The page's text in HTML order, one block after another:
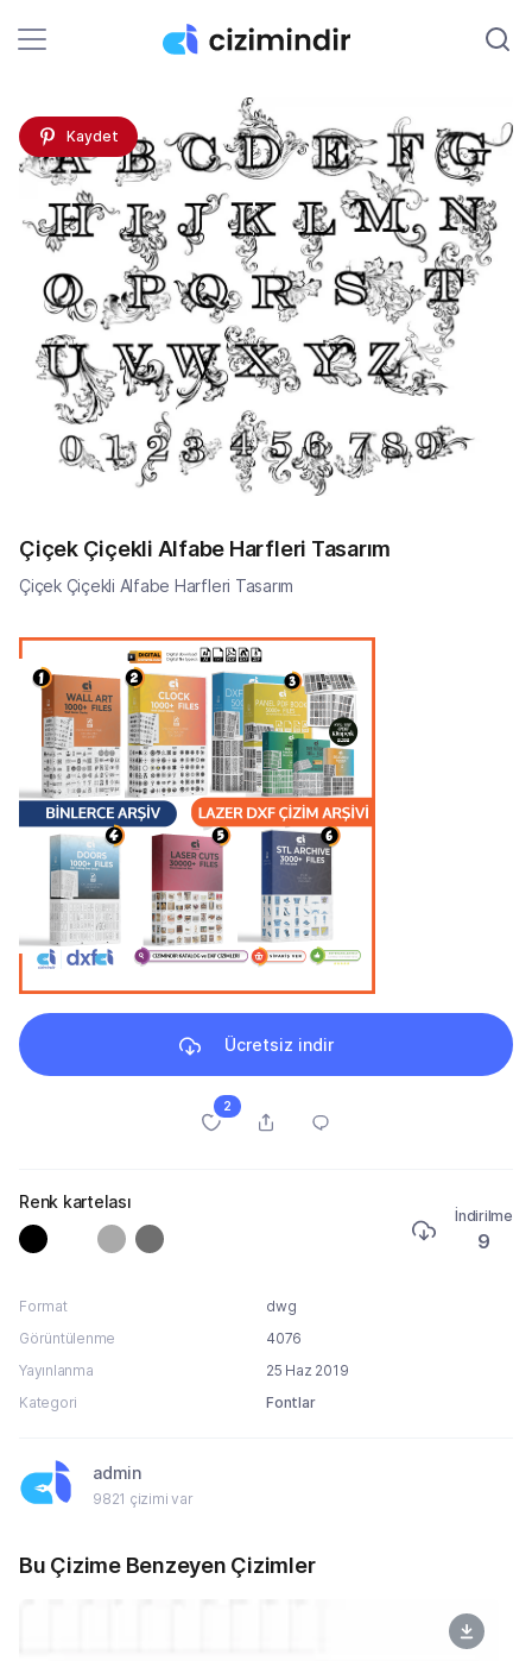
Kaydet
Çiçek Çiçekli Alfabe Harfleri Tasarım
Çiçek Çiçekli Alfabe Harfleri Tasarım
Ücretsiz indir
2
Renk kartelası
İndirilme
9
Format
dwg
Görüntülenme
4076
Yayınlanma
25 Haz 2019
Kategori
Fontlar
admin
9821 çizimi var
Bu Çizime Benzeyen Çizimler